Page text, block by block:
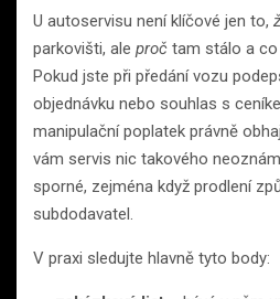
U autoservisu není klíčové jen to,
parkovišti, ale proč tam stálo a
Pokud jste při předání vozu
objednávku nebo souhlas s
manipulační poplatek právně
vám servis nic takového
sporné, zejména když prodlení
subdodavatel.
V praxi sledujte hlavně tyto body: